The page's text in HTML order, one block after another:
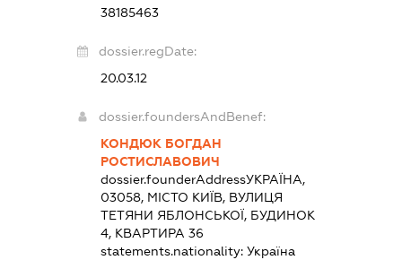
38185463
dossier.regDate:
20.03.12
dossier.foundersAndBenef:
КОНДЮК БОГДАН
РОСТИСЛАВОВИЧ
dossier.founderAddressУКРАЇНА,
03058, МІСТО КИЇВ, ВУЛИЦЯ
ТЕТЯНИ ЯБЛОНСЬКОЇ, БУДИНОК
4, КВАРТИРА 36
statements.nationality: Україна